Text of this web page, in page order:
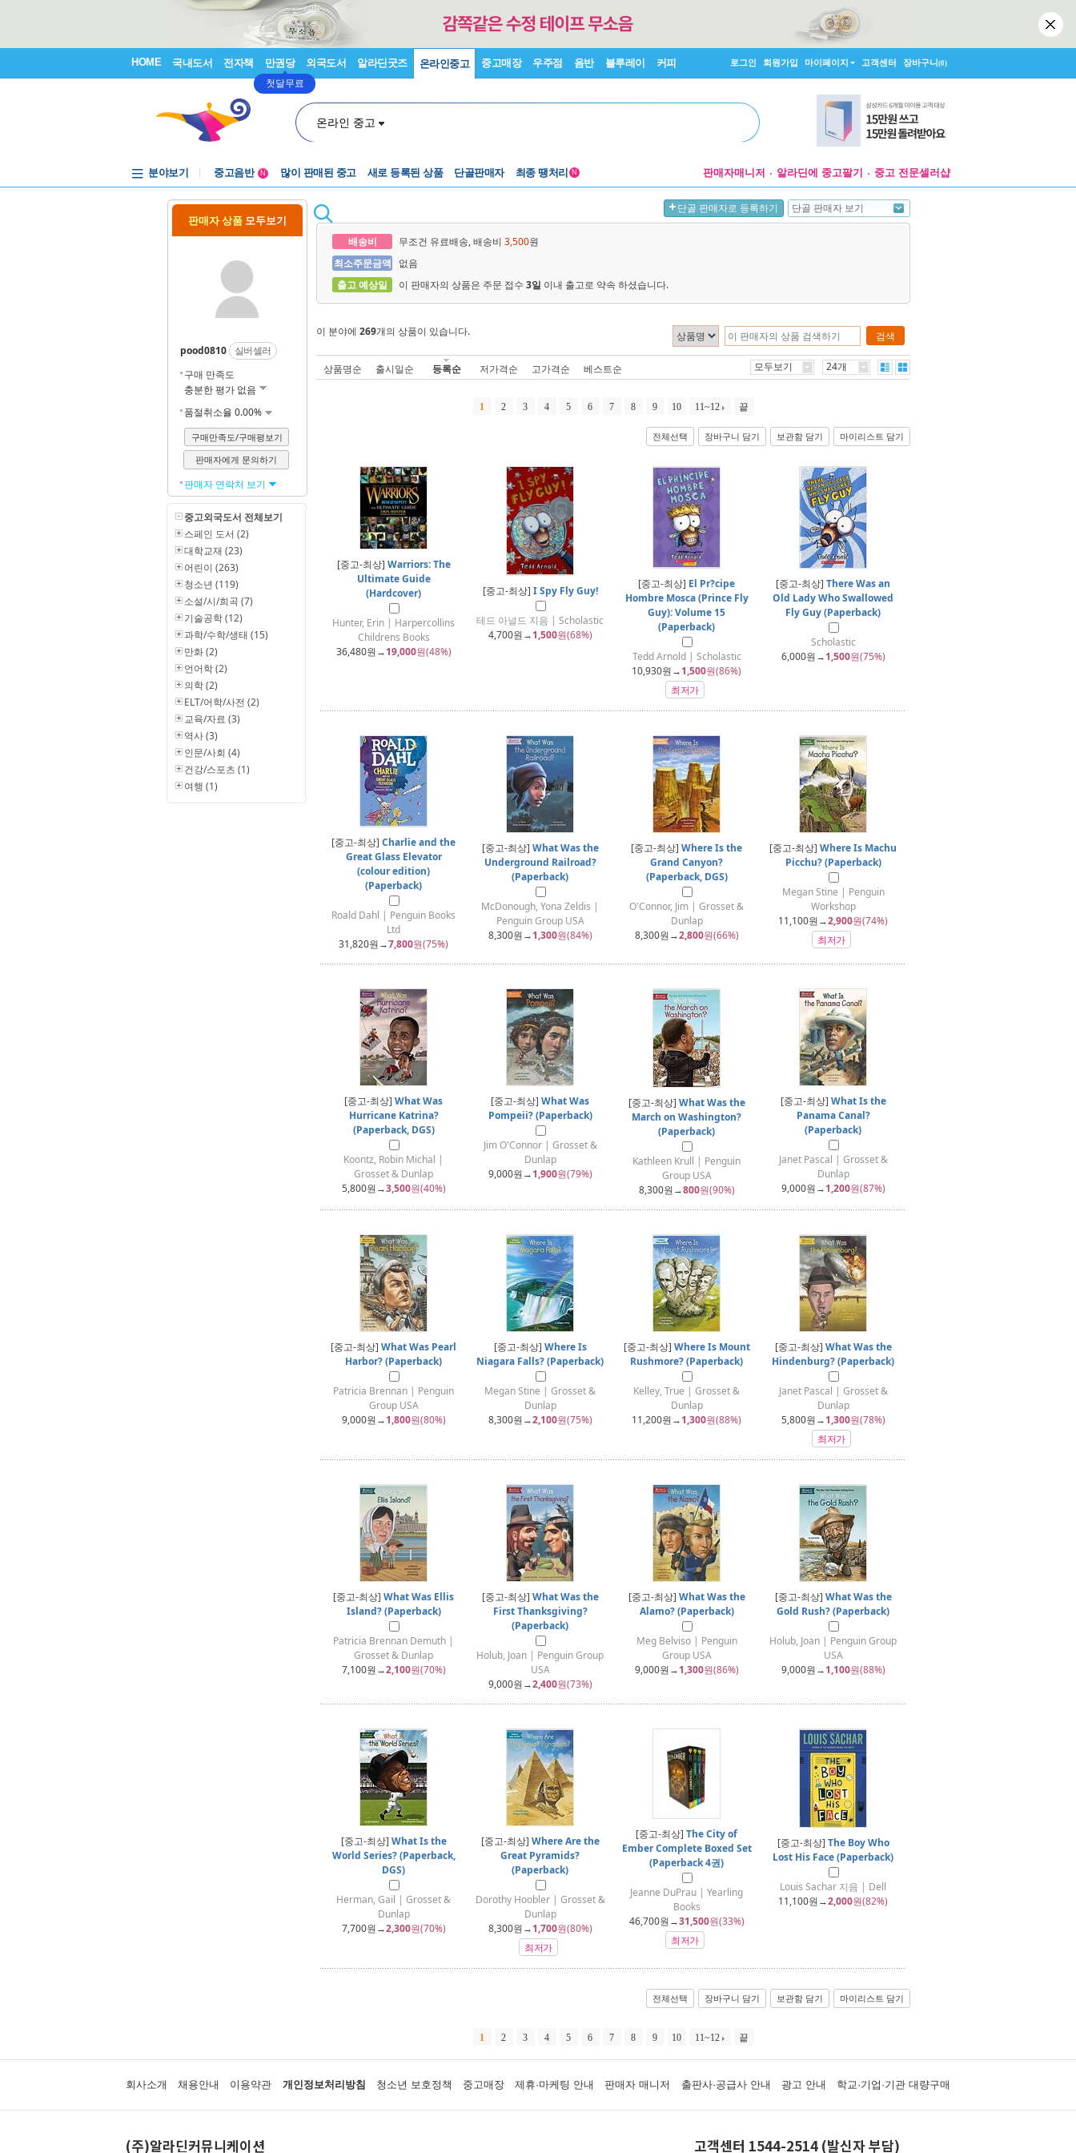
HOME 국내도서 전자책 만권당
첫달무료
외국도서 알라딘굿즈 온라인중고 중고매장 우주점 음반 블루레이 커피 로그인 회원가입 마이페이지 고객센터 장바구니(0)
온라인 중고
분야보기
중고음반
중고음반
N 많이 판매된 중고 새로 등록된 상품 단골판매자 최종 땡처리 N 판매자매니저 알라딘에 중고팔기 중고 전문셀러샵
판매자 상품 모두보기
pood0810
실버셀러
구매 만족도
충분한 평가 없음
품절취소율 0.00%
구매만족도/구매평보기
판매자에게 문의하기
판매자 연락처 보기
중고외국도서 전체보기
스페인 도서 (2)
대학교재 (23)
어린이 (263)
청소년 (119)
소설/시/희곡 (7)
기술공학 (12)
과학/수학/생태 (15)
만화 (2)
언어학 (2)
의학 (2)
ELT/어학/사전 (2)
교육/자료 (3)
역사 (3)
인문/사회 (4)
건강/스포츠 (1)
여행 (1)
단골 판매자로 등록하기 단골 판매자 보기
배송비 무조건 유료배송, 배송비 3,500원
최소주문금액
없음
출고 예상일
이 판매자의 상품은 주문 접수 3일 이내 출고로 약속 하셨습니다.
검색
이 분야에 269개의 상품이 있습니다.
상품명순 출시일순 등록순 저가격순 고가격순 베스트순 모두보기 24개
1 2 3 4 5 6 7 8 9 10 11~12 끝
전체선택 장바구니 담기 보관함 담기 마이리스트 담기
[중고-최상] Warriors: The
Ultimate Guide
(Hardcover)
Hunter, Erin | Harpercollins
Childrens Books
36,480원→19,000원(48%)
[중고-최상] I Spy Fly Guy!
테드 아널드 지음 | Scholastic
4,700원→1,500원(68%)
[중고-최상] El Pr?cipe
Hombre Mosca (Prince Fly
Guy): Volume 15
(Paperback)
Tedd Arnold | Scholastic
10,930원→1,500원(86%)
최저가
[중고-최상] There Was an
Old Lady Who Swallowed
Fly Guy (Paperback)
Scholastic
6,000원→1,500원(75%)
[중고-최상] Charlie and the
Great Glass Elevator
(colour edition)
(Paperback)
Roald Dahl | Penguin Books
Ltd
31,820원→7,800원(75%)
[중고-최상] What Was the
Underground Railroad?
(Paperback)
McDonough, Yona Zeldis |
Penguin Group USA
8,300원→1,300원(84%)
[중고-최상] Where Is the
Grand Canyon?
(Paperback, DGS)
O'Connor, Jim | Grosset &
Dunlap
8,300원→2,800원(66%)
[중고-최상] Where Is Machu
Picchu? (Paperback)
Megan Stine | Penguin
Workshop
11,100원→2,900원(74%)
최저가
[중고-최상] What Was
Hurricane Katrina?
(Paperback, DGS)
Koontz, Robin Michal |
Grosset & Dunlap
5,800원→3,500원(40%)
[중고-최상] What Was
Pompeii? (Paperback)
Jim O'Connor | Grosset &
Dunlap
9,000원→1,900원(79%)
[중고-최상] What Was the
March on Washington?
(Paperback)
Kathleen Krull | Penguin
Group USA
8,300원→800원(90%)
[중고-최상] What Is the
Panama Canal?
(Paperback)
Janet Pascal | Grosset &
Dunlap
9,000원→1,200원(87%)
[중고-최상] What Was Pearl
Harbor? (Paperback)
Patricia Brennan | Penguin
Group USA
9,000원→1,800원(80%)
[중고-최상] Where Is
Niagara Falls? (Paperback)
Megan Stine | Grosset &
Dunlap
8,300원→2,100원(75%)
[중고-최상] Where Is Mount
Rushmore? (Paperback)
Kelley, True | Grosset &
Dunlap
11,200원→1,300원(88%)
[중고-최상] What Was the
Hindenburg? (Paperback)
Janet Pascal | Grosset &
Dunlap
5,800원→1,300원(78%)
최저가
[중고-최상] What Was Ellis
Island? (Paperback)
Patricia Brennan Demuth |
Grosset & Dunlap
7,100원→2,100원(70%)
[중고-최상] What Was the
First Thanksgiving?
(Paperback)
Holub, Joan | Penguin Group
USA
9,000원→2,400원(73%)
[중고-최상] What Was the
Alamo? (Paperback)
Meg Belviso | Penguin
Group USA
9,000원→1,300원(86%)
[중고-최상] What Was the
Gold Rush? (Paperback)
Holub, Joan | Penguin Group
USA
9,000원→1,100원(88%)
[중고-최상] What Is the
World Series? (Paperback,
DGS)
Herman, Gail | Grosset &
Dunlap
7,700원→2,300원(70%)
[중고-최상] Where Are the
Great Pyramids?
(Paperback)
Dorothy Hoobler | Grosset &
Dunlap
8,300원→1,700원(80%)
최저가
[중고-최상] The City of
Ember Complete Boxed Set
(Paperback 4권)
Jeanne DuPrau | Yearling
Books
46,700원→31,500원(33%)
최저가
[중고-최상] The Boy Who
Lost His Face (Paperback)
Louis Sachar 지음 | Dell
11,100원→2,000원(82%)
전체선택 장바구니 담기 보관함 담기 마이리스트 담기
1 2 3 4 5 6 7 8 9 10 11~12 끝
회사소개 채용안내 이용약관 개인정보처리방침 청소년 보호정책 중고매장 제휴·마케팅 안내 판매자 매니저 출판사·공급사 안내 광고 안내 학교·기업·기관 대량구매
(주)알라딘커뮤니케이션 고객센터 1544-2514 (발신자 부담)